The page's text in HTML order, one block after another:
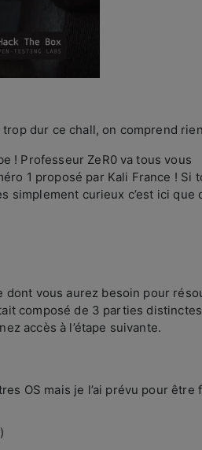
trop dur ce chall, on comprend
! Professeur ZeR0 va tous vous
1 proposé par Kali France ! Si
simplement curieux c’est ici que
vous aurez besoin pour
composé de 3 parties
accès à l’étape suivante.
OS mais je l’ai prévu pour être